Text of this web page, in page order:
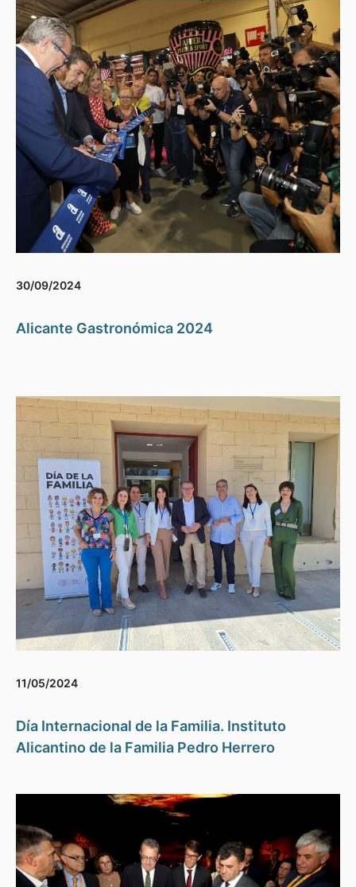
30/09/2024
Alicante Gastronómica 2024
11/05/2024
Día Internacional de la Familia. Instituto
Alicantino de la Familia Pedro Herrero